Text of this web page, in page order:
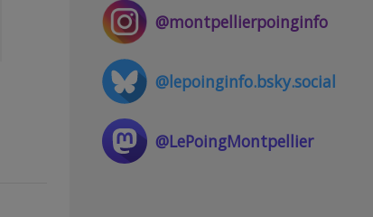
@montpellierpoinginfo
@lepoinginfo.bsky.social
@LePoingMontpellier